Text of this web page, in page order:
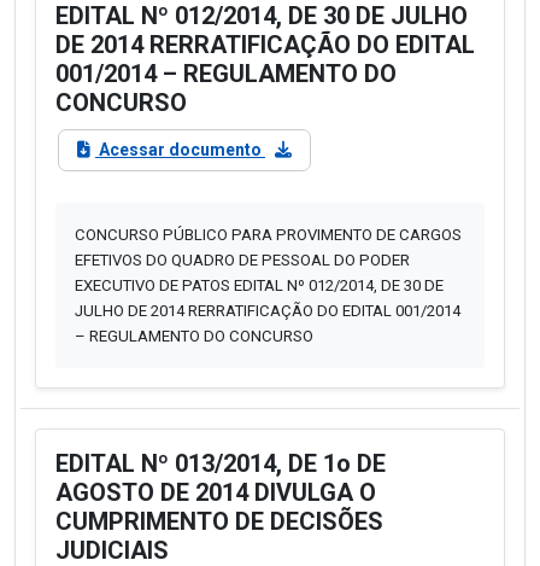
EDITAL Nº 012/2014, DE 30 DE JULHO
DE 2014 RERRATIFICAÇÃO DO EDITAL
001/2014 – REGULAMENTO DO
CONCURSO
Acessar documento
CONCURSO PÚBLICO PARA PROVIMENTO DE CARGOS
EFETIVOS DO QUADRO DE PESSOAL DO PODER
EXECUTIVO DE PATOS EDITAL Nº 012/2014, DE 30 DE
JULHO DE 2014 RERRATIFICAÇÃO DO EDITAL 001/2014
– REGULAMENTO DO CONCURSO
EDITAL Nº 013/2014, DE 1o DE
AGOSTO DE 2014 DIVULGA O
CUMPRIMENTO DE DECISÕES
JUDICIAIS